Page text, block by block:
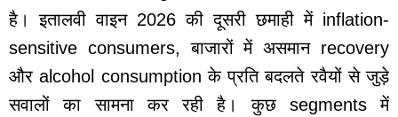
है। इतालवी वाइन 2026 की दूसरी छमाही में inflation-
sensitive consumers, बाजारों में असमान recovery
और alcohol consumption के प्रति बदलते रवैयों से जुड़े
सवालों का सामना कर रही है। कुछ segments में